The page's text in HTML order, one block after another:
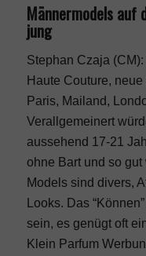
Männermodels auf
jung
Stephan Czaja
Haute Couture,
Paris, Mailand,
Verallgemeinert
aussehend 17-21
ohne Bart und so
Models sind divers,
Looks. Das
sein, es genügt oft
Klein Parfum